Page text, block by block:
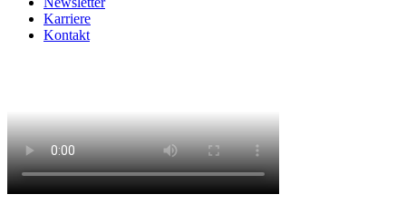
Karriere
Kontakt